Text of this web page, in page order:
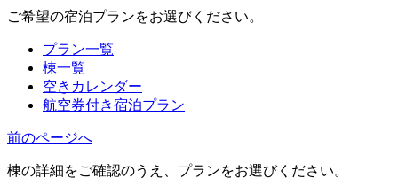
ご希望の宿泊プランをお選びください。
プラン一覧
棟一覧
空きカレンダー
航空券付き宿泊プラン
前のページへ
棟の詳細をご確認のうえ、プランをお選びください。